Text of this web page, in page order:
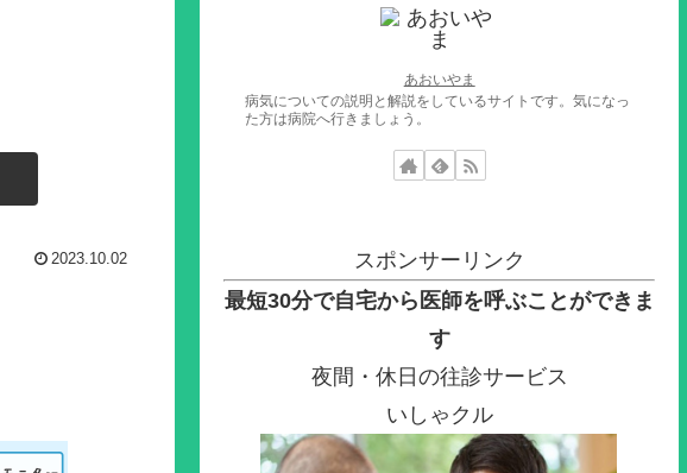
2023.10.02
あおいやま
病気についての説明と解説をしているサイトです。気になっ
た方は病院へ行きましょう。
スポンサーリンク
最短30分で自宅から医師を呼ぶことができま
す
夜間・休日の往診サービス
いしゃクル